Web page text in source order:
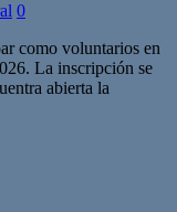
0
como voluntarios en
La inscripción se
abierta la